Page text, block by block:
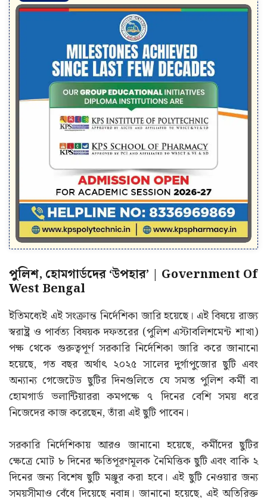
পুলিশ, হোমগার্ডদের ‘উপহার’ | Government Of
West Bengal
ইতিমধ্যেই এই সংক্রান্ত নির্দেশিকা জারি হয়েছে। এই বিষয়ে রাজ্য
স্বরাষ্ট্র ও পার্বত্য বিষয়ক দফতরের (পুলিশ এস্টাবলিশমেন্ট শাখা)
পক্ষ থেকে গুরুত্বপূর্ণ সরকারি নির্দেশিকা জারি করে জানানো
হয়েছে, গত বছর অর্থাৎ ২০২৫ সালের দুর্গাপুজোর ছুটি এবং
অন্যান্য গেজেটেড ছুটির দিনগুলিতে যে সমস্ত পুলিশ কর্মী বা
হোমগার্ড ভলান্টিয়াররা কমপক্ষে ৭ দিনের বেশি সময় ধরে
নিজেদের কাজ করেছেন, তাঁরা এই ছুটি পাবেন।
সরকারি নির্দেশিকায় আরও জানানো হয়েছে, কর্মীদের ছুটির
ক্ষেত্রে মোট ৮ দিনের ক্ষতিপূরণমূলক নৈমিত্তিক ছুটি এবং বাকি ২
দিনের জন্য বিশেষ ছুটি মঞ্জুর করা হবে। এই ছুটি নেওয়ার জন্য
সময়সীমাও বেঁধে দিয়েছে নবান্ন। জানানো হয়েছে, এই অতিরিক্ত